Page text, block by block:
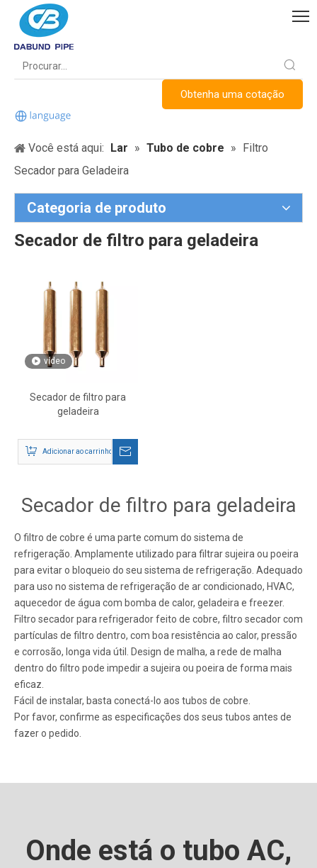
Obtenha uma cotação
Você está aqui: Lar » Tubo de cobre » Filtro
Secador para Geladeira
Categoria de produto
Secador de filtro para geladeira
vídeo
Secador de filtro para
geladeira
Adicionar ao carrinho
Secador de filtro para geladeira
O filtro de cobre é uma parte comum do sistema de
refrigeração. Amplamente utilizado para filtrar sujeira ou poeira
para evitar o bloqueio do seu sistema de refrigeração. Adequado
para uso no sistema de refrigeração de ar condicionado, HVAC,
aquecedor de água com bomba de calor, geladeira e freezer.
Filtro secador para refrigerador feito de cobre, filtro secador com
partículas de filtro dentro, com boa resistência ao calor, pressão
e corrosão, longa vida útil. Design de malha, a rede de malha
dentro do filtro pode impedir a sujeira ou poeira de forma mais
eficaz.
Fácil de instalar, basta conectá-lo aos tubos de cobre.
Por favor, confirme as especificações dos seus tubos antes de
fazer o pedido.
Onde está o tubo AC,